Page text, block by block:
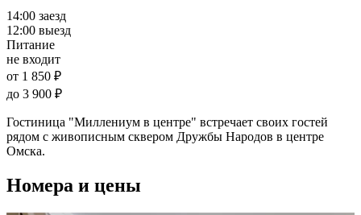
14:00 заезд
12:00 выезд
Питание
не входит
от 1 850 ₽
до 3 900 ₽
Гостиница "Миллениум в центре" встречает своих гостей
рядом с живописным сквером Дружбы Народов в центре
Омска.
Номера и цены